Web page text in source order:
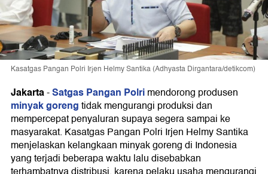
Kasatgas Pangan Polri Irjen Helmy Santika (Adhyasta Dirgantara/detikcom)
Jakarta-Satgas Pangan Polrimendorong produsen
minyak gorengtidak mengurangi produksi dan
mempercepat penyaluran supaya segera sampai ke
masyarakat. Kasatgas Pangan Polri Irjen Helmy Santika
menjelaskan kelangkaan minyak goreng di Indonesia
yang terjadi beberapa waktu lalu disebabkan